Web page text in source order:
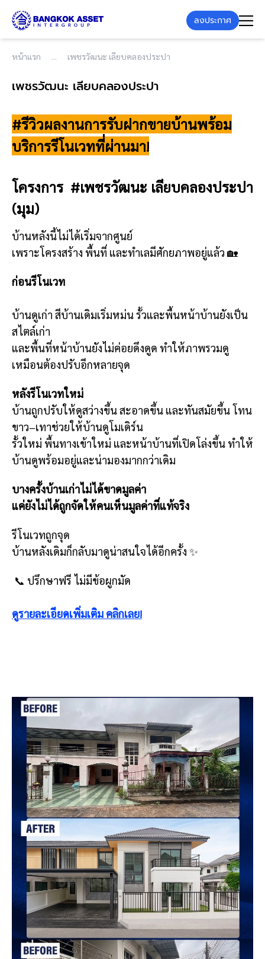
ลงประกาศ
หน้าแรก เพชรวัฒนะ เลียบคลองประปา
เพชรวัฒนะ เลียบคลองประปา
#รีวิวผลงานการรับฝากขายบ้านพร้อม
บริการรีโนเวทที่ผ่านมา!
โครงการ #เพชรวัฒนะ เลียบคลองประปา
(มุม)
บ้านหลังนี้ไม่ได้เริ่มจากศูนย์
เพราะโครงสร้าง พื้นที่ และทำเลมีศักยภาพอยู่แล้ว 🏡
ก่อนรีโนเวท
บ้านดูเก่า สีบ้านเดิมเริ่มหม่น รั้วและพื้นหน้าบ้านยังเป็น
สไตล์เก่า
และพื้นที่หน้าบ้านยังไม่ค่อยดึงดูด ทำให้ภาพรวมดู
เหมือนต้องปรับอีกหลายจุด
หลังรีโนเวทใหม่
บ้านถูกปรับให้ดูสว่างขึ้น สะอาดขึ้น และทันสมัยขึ้น โทน
ขาว–เทาช่วยให้บ้านดูโมเดิร์น
รั้วใหม่ พื้นทางเข้าใหม่ และหน้าบ้านที่เปิดโล่งขึ้น ทำให้
บ้านดูพร้อมอยู่และน่ามองมากกว่าเดิม
บางครั้งบ้านเก่าไม่ได้ขาดมูลค่า
แค่ยังไม่ได้ถูกจัดให้คนเห็นมูลค่าที่แท้จริง
รีโนเวทถูกจุด
บ้านหลังเดิมก็กลับมาดูน่าสนใจได้อีกครั้ง ✨
📞 ปรึกษาฟรี ไม่มีข้อผูกมัด
ดูรายละเอียดเพิ่มเติม คลิกเลย!